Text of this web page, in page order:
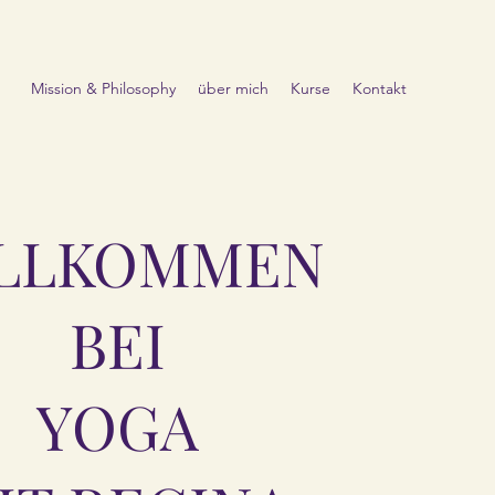
Mission & Philosophy über mich Kurse Kontakt
BEI
YOGA